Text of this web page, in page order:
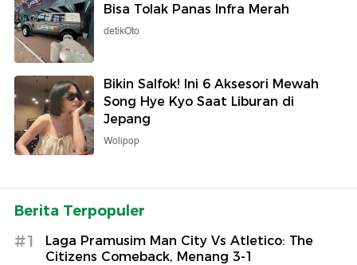
Bisa Tolak Panas Infra Merah
detikOto
Bikin Salfok! Ini 6 Aksesori Mewah
Song Hye Kyo Saat Liburan di
Jepang
Wolipop
Berita Terpopuler
#1
Laga Pramusim Man City Vs Atletico: The
Citizens Comeback, Menang 3-1